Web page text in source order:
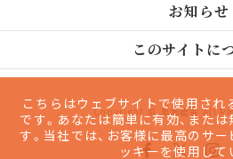
お知らせ
このサイトに
Copyright © 黒瀬農舎 All
こちらはウェブサイトで使用さ
です。あなたは簡単に有効、また
す。当社では、お客様に最高のサ
ッキーを使用して